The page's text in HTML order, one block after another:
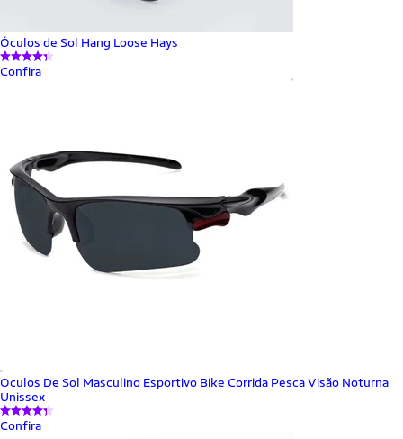
Óculos de Sol Hang Loose Hays
Confira
Oculos De Sol Masculino Esportivo Bike Corrida Pesca Visão Noturna
Unissex
Confira